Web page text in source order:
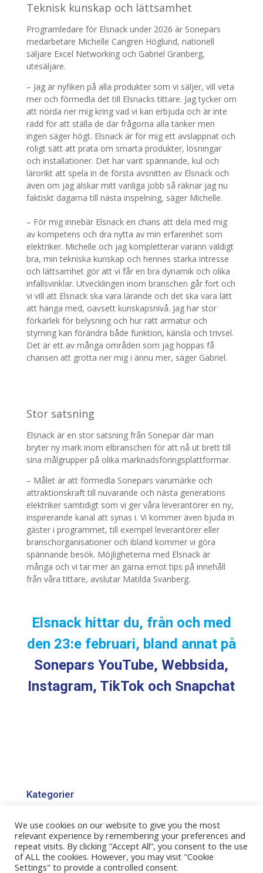
Teknisk kunskap och lättsamhet
Programledare för Elsnack under 2026 är Sonepars
medarbetare Michelle Cangren Höglund, nationell
säljare Excel Networking och Gabriel Granberg,
utesäljare.
– Jag är nyfiken på alla produkter som vi säljer, vill veta
mer och förmedla det till Elsnacks tittare. Jag tycker om
att nörda ner mig kring vad vi kan erbjuda och är inte
rädd för att ställa de där frågorna alla tänker men
ingen säger högt. Elsnack är för mig ett avslappnat och
roligt sätt att prata om smarta produkter, lösningar
och installationer. Det har varit spännande, kul och
lärorikt att spela in de första avsnitten av Elsnack och
även om jag älskar mitt vanliga jobb så räknar jag nu
faktiskt dagarna till nästa inspelning, säger Michelle.
– För mig innebär Elsnack en chans att dela med mig
av kompetens och dra nytta av min erfarenhet som
elektriker. Michelle och jag kompletterar varann väldigt
bra, min tekniska kunskap och hennes starka intresse
och lättsamhet gör att vi får en bra dynamik och olika
infallsvinklar. Utvecklingen inom branschen går fort och
vi vill att Elsnack ska vara lärande och det ska vara lätt
att hänga med, oavsett kunskapsnivå. Jag har stor
förkärlek för belysning och hur rätt armatur och
styrning kan förändra både funktion, känsla och trivsel.
Det är ett av många områden som jag hoppas få
chansen att grotta ner mig i ännu mer, säger Gabriel.
Stor satsning
Elsnack är en stor satsning från Sonepar där man
bryter ny mark inom elbranschen för att nå ut brett till
sina målgrupper på olika marknadsföringsplattformar.
– Målet är att förmedla Sonepars varumärke och
attraktionskraft till nuvarande och nästa generations
elektriker samtidigt som vi ger våra leverantörer en ny,
inspirerande kanal att synas i. Vi kommer även bjuda in
gäster i programmet, till exempel leverantörer eller
branschorganisationer och ibland kommer vi göra
spännande besök. Möjligheterna med Elsnack är
många och vi tar mer än gärna emot tips på innehåll
från våra tittare, avslutar Matilda Svanberg.
Elsnack hittar du, från och med
den 23:e februari, bland annat på
Sonepars YouTube, Webbsida,
Instagram, TikTok och Snapchat
Kategorier
We use cookies on our website to give you the most
relevant experience by remembering your preferences and
repeat visits. By clicking “Accept All”, you consent to the use
of ALL the cookies. However, you may visit "Cookie
Settings" to provide a controlled consent.